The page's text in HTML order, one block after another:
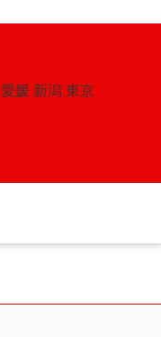
愛媛 新潟 東京